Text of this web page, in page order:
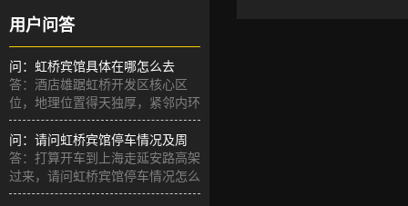
用户问答
问：虹桥宾馆具体在哪怎么去
答：酒店雄踞虹桥开发区核心区
位，地理位置得天独厚，紧邻内环
高架与
问：请问虹桥宾馆停车情况及周
答：打算开车到上海走延安路高架
过来，请问虹桥宾馆停车情况怎么
样，